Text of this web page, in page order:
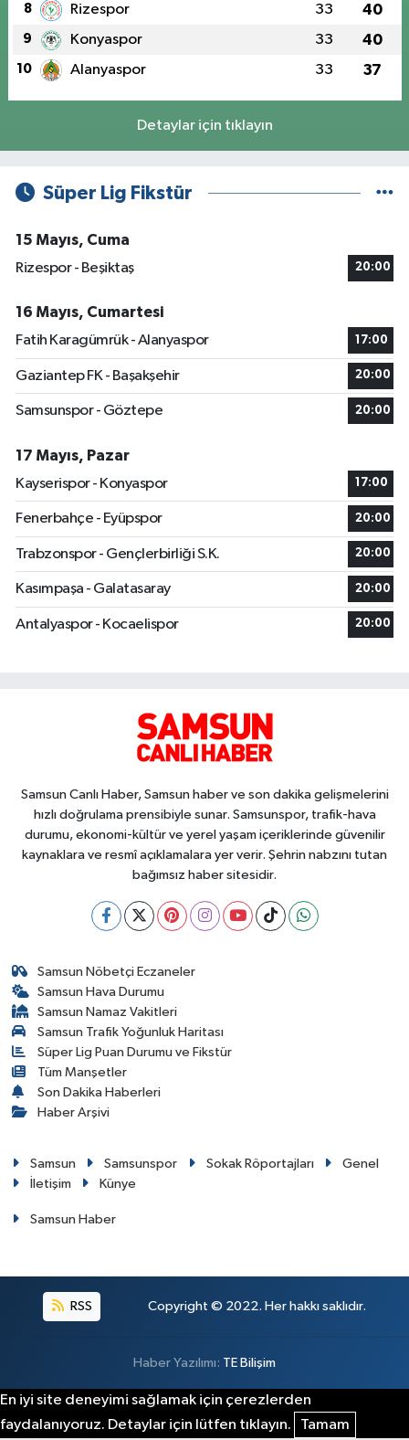
8 Rizespor 33 40
9 Konyaspor 33 40
10 Alanyaspor 33 37
Detaylar için tıklayın
Süper Lig Fikstür
15 Mayıs, Cuma
Rizespor - Beşiktaş
20:00
16 Mayıs, Cumartesi
Fatih Karagümrük - Alanyaspor
17:00
Gaziantep FK - Başakşehir 20:00
Samsunspor - Göztepe 20:00
17 Mayıs, Pazar
Kayserispor - Konyaspor
17:00
Fenerbahçe - Eyüpspor 20:00
Trabzonspor - Gençlerbirliği S.K. 20:00
Kasımpaşa - Galatasaray 20:00
Antalyaspor - Kocaelispor 20:00
Samsun Canlı Haber, Samsun haber ve son dakika gelişmelerini
hızlı doğrulama prensibiyle sunar. Samsunspor, trafik-hava
durumu, ekonomi-kültür ve yerel yaşam içeriklerinde güvenilir
kaynaklara ve resmî açıklamalara yer verir. Şehrin nabzını tutan
bağımsız haber sitesidir.
Samsun Nöbetçi Eczaneler
Samsun Hava Durumu
Samsun Namaz Vakitleri
Samsun Trafik Yoğunluk Haritası
Süper Lig Puan Durumu ve Fikstür
Tüm Manşetler
Son Dakika Haberleri
Haber Arşivi
Samsun Samsunspor Sokak Röportajları
Genel
İletişim
Künye
Samsun Haber
RSS Copyright © 2022. Her hakkı saklıdır.
Haber Yazılımı: TE Bilişim
En iyi site deneyimi sağlamak için çerezlerden
faydalanıyoruz. Detaylar için lütfen tıklayın.
Tamam